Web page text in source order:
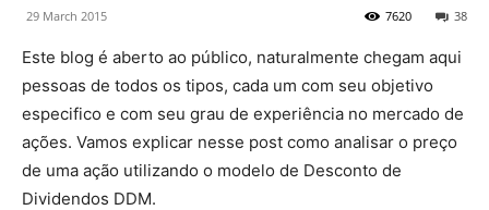
29 March 2015 38
7620
Este blog é aberto ao público, naturalmente chegam aqui
pessoas de todos os tipos, cada um com seu objetivo
especifico e com seu grau de experiência no mercado de
ações. Vamos explicar nesse post como analisar o preço
de uma ação utilizando o modelo de Desconto de
Dividendos DDM.